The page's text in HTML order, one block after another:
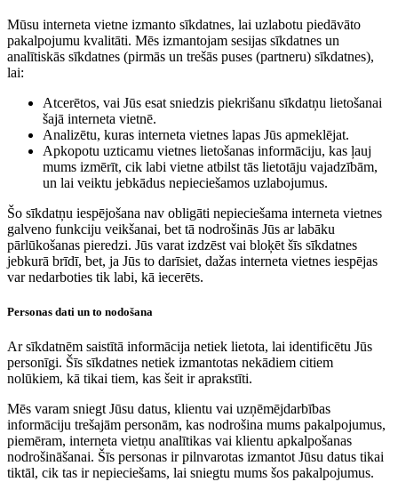
Mūsu interneta vietne izmanto sīkdatnes, lai uzlabotu piedāvāto
pakalpojumu kvalitāti. Mēs izmantojam sesijas sīkdatnes un
analītiskās sīkdatnes (pirmās un trešās puses (partneru) sīkdatnes),
lai:
Atcerētos, vai Jūs esat sniedzis piekrišanu sīkdatņu lietošanai
šajā interneta vietnē.
Analizētu, kuras interneta vietnes lapas Jūs apmeklējat.
Apkopotu uzticamu vietnes lietošanas informāciju, kas ļauj
mums izmērīt, cik labi vietne atbilst tās lietotāju vajadzībām,
un lai veiktu jebkādus nepieciešamos uzlabojumus.
Šo sīkdatņu iespējošana nav obligāti nepieciešama interneta vietnes
galveno funkciju veikšanai, bet tā nodrošinās Jūs ar labāku
pārlūkošanas pieredzi. Jūs varat izdzēst vai bloķēt šīs sīkdatnes
jebkurā brīdī, bet, ja Jūs to darīsiet, dažas interneta vietnes iespējas
var nedarboties tik labi, kā iecerēts.
Personas dati un to nodošana
Ar sīkdatnēm saistītā informācija netiek lietota, lai identificētu Jūs
personīgi. Šīs sīkdatnes netiek izmantotas nekādiem citiem
nolūkiem, kā tikai tiem, kas šeit ir aprakstīti.
Mēs varam sniegt Jūsu datus, klientu vai uzņēmējdarbības
informāciju trešajām personām, kas nodrošina mums pakalpojumus,
piemēram, interneta vietņu analītikas vai klientu apkalpošanas
nodrošināšanai. Šīs personas ir pilnvarotas izmantot Jūsu datus tikai
tiktāl, cik tas ir nepieciešams, lai sniegtu mums šos pakalpojumus.